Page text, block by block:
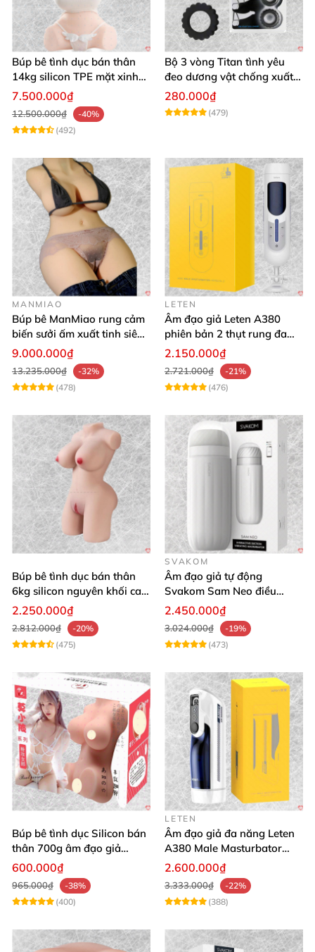
Búp bê tình dục bán thân
14kg silicon TPE mặt xinh
trắng hồng
7.500.000₫
12.500.000₫
-40%
(492)
Bộ 3 vòng Titan tình yêu
đeo dương vật chống xuất
tinh sớm chất liệu silicon y
tế
280.000₫
(479)
MANMIAO
Búp bê ManMiao rung cảm
biến sưởi ấm xuất tinh siêu
thực trải nghiệm
9.000.000₫
13.235.000₫
-32%
(478)
LETEN
Âm đạo giả Leten A380
phiên bản 2 thụt rung đa
chế độ, siêu mềm
2.150.000₫
2.721.000₫
-21%
(476)
Búp bê tình dục bán thân
6kg silicon nguyên khối cao
cấp giá rẻ
2.250.000₫
2.812.000₫
-20%
(475)
SVAKOM
Âm đạo giả tự động
Svakom Sam Neo điều
khiển qua app webcam cao
2.450.000₫
3.024.000₫
-19%
(473)
Búp bê tình dục Silicon bán
thân 700g âm đạo giả
nguyên khối giống thật
600.000₫
965.000₫
-38%
(400)
LETEN
Âm đạo giả đa năng Leten
A380 Male Masturbator
Version 4
2.600.000₫
3.333.000₫
-22%
(388)